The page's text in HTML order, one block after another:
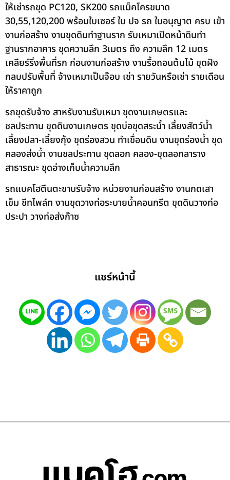
ให้เช่ารถขุด PC120, SK200 รถแม็คโครขนาด
30,55,120,200 พร้อมใบเซอร์ ใบ ปจ รถ ใบอนุญาต ครบ เข้า
งานก่อสร้าง งานขุดดินทำฐานราก รับเหมาเปิดหน้าดินทำ
ฐานรากอาคาร ขุดความลึก 3เมตร ถึง ความลึก 12 เมตร
เคลียร์ริ่งพื้นที่รก ก่อนงานก่อสร้าง งานรื้อถอนต้นไม้ ขุดฝัง
กลบปรับพื้นที่ จ้างเหมาเป็นจ๊อบ เช่า รายวันหรือเช่า รายเดือน
ให้ราคาถูก
รถขุดรับจ้าง สาหรับงานรับเหมา ขุดงานเกษตรและ
ชลประทาน ขุดดินงานเกษตร ขุดบ่อขุดสระน้ำ เลี้ยงสัตว์น้ำ
เลี้ยงปลา-เลี้ยงกุ้ง ขุดร่องสวน ทำเขื่อนดิน งานขุดร่องน้ำ ขุด
คลองส่งน้ำ งานชลประทาน ขุดลอก คลอง-ขุดลอกลาราง
สาธารณะ ขุดอ่างเก็บน้ำความลึก
รถแบคโฮตีนตะขาบรับจ้าง หน่วยงานก่อนสร้าง งานกดเสา
เข็ม ชีทไพล์ท งานขุดวางท่อระบายน้ำคอนกรีต ขุดดินวางท่อ
ประปา วางท่อส่งก๊าซ
แชร์หน้านี้